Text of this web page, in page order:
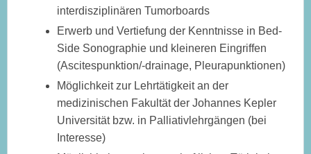
interdisziplinären Tumorboards
Erwerb und Vertiefung der Kenntnisse in Bed-
Side Sonographie und kleineren Eingriffen
(Ascitespunktion/-drainage, Pleurapunktionen)
Möglichkeit zur Lehrtätigkeit an der
medizinischen Fakultät der Johannes Kepler
Universität bzw. in Palliativlehrgängen (bei
Interesse)